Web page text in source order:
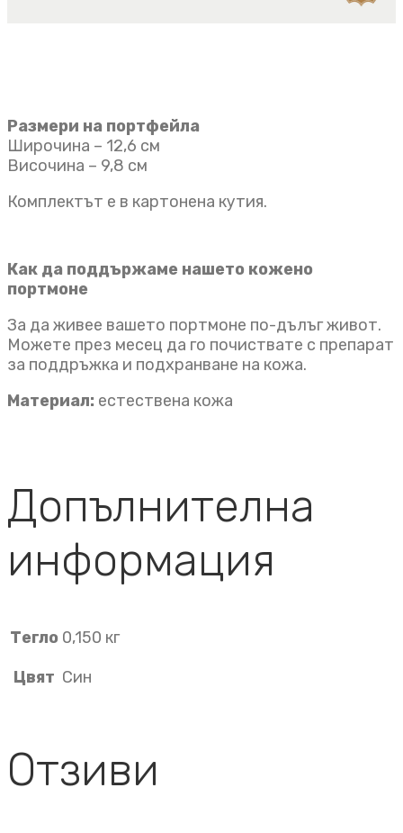
Размери на портфейла
Широчина – 12,6 см
Височина – 9,8 см
Комплектът е в картонена кутия.
Как да поддържаме нашето кожено
портмоне
За да живее вашето портмоне по-дълъг живот.
Можете през месец да го почиствате с препарат
за поддръжка и подхранване на кожа.
Материал: естествена кожа
Допълнителна
информация
Тегло 0,150 кг
Цвят Син
Отзиви